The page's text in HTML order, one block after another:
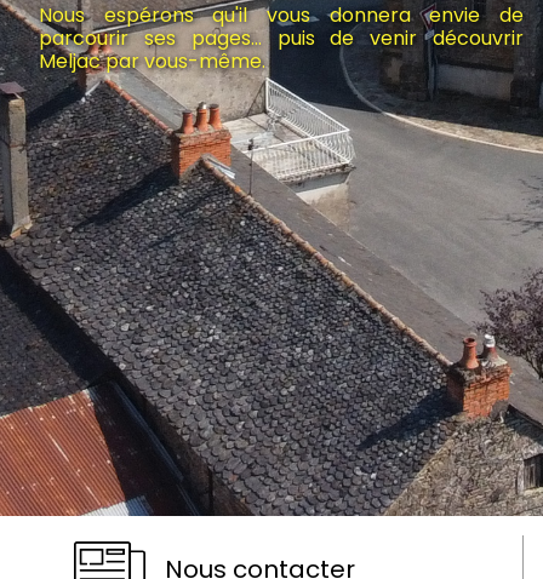
Nous espérons qu'il vous donnera envie de
parcourir ses pages... puis de venir découvrir
Meljac par vous-même.
Nous contacter